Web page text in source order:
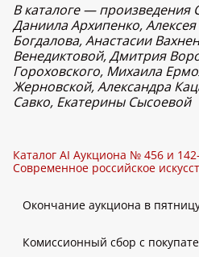
В каталоге — произведения
Даниила Архипенко,
Богдалова, Анастасии
Венедиктовой, Дмитрия
Гороховского, Михаила
Жерновской, Александра
Савко, Екатерины Сысоевой
Каталог AI Аукциона № 456 и
Современное российское
Окончание аукциона в
Комиссионный сбор с